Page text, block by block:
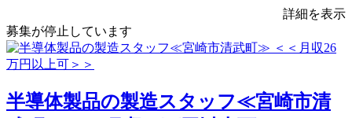
詳細を表示
募集が停止しています
半導体製品の製造スタッフ≪宮崎市清